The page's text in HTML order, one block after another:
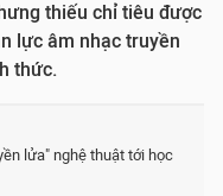
thiếu chỉ tiêu được
lực âm nhạc truyền
thức.
lửa" nghệ thuật tới học